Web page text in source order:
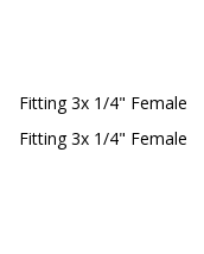
Fitting 3x 1/4" Female
Fitting 3x 1/4" Female